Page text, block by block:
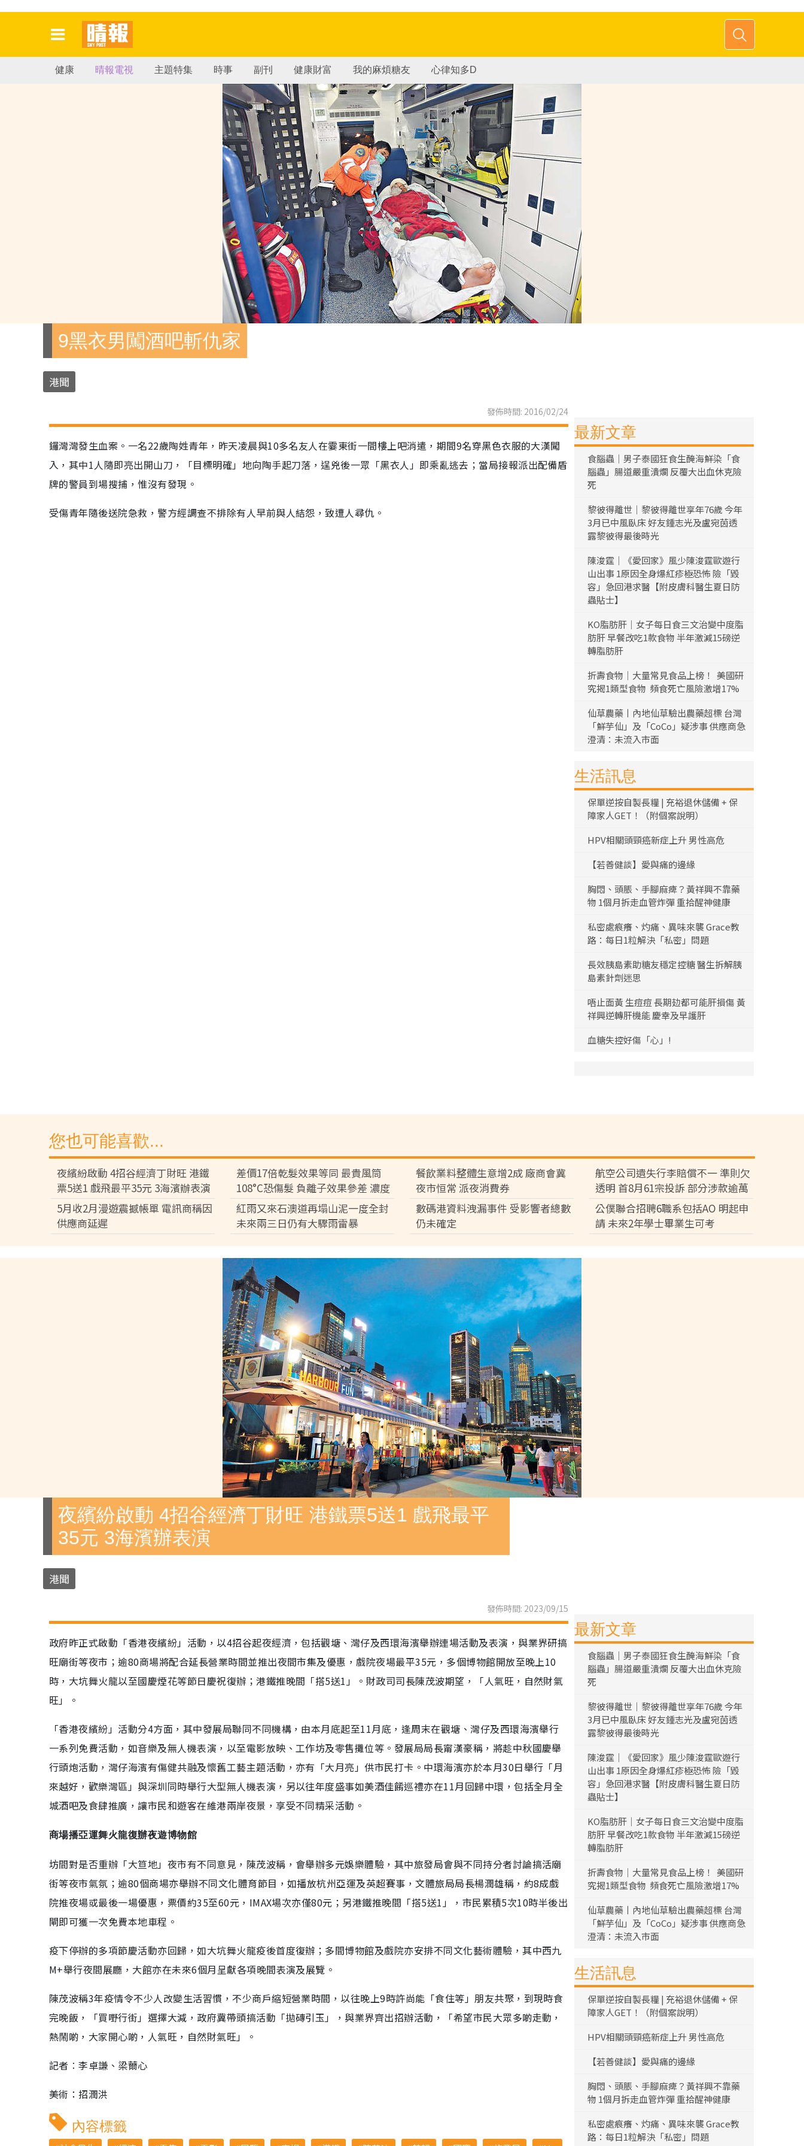
健康 晴報電視 主題特集 時事 副刊 健康財富 我的麻煩糖友 心律知多D
9黑衣男闖酒吧斬仇家
港聞
發佈時間: 2016/02/24
鑼灣灣發生血案。一名22歲陶姓青年，昨天凌晨與10多名友人在霎東街一間樓上吧消遣，期間9名穿黑色衣服的大漢闖
入，其中1人隨即亮出開山刀，「目標明確」地向陶手起刀落，逞兇後一眾「黑衣人」即乘亂逃去；當局接報派出配備盾
牌的警員到場搜捕，惟沒有發現。
受傷青年隨後送院急救，警方經調查不排除有人早前與人結怨，致遭人尋仇。
最新文章
食腦蟲｜男子泰國狂食生醃海鮮染「食
腦蟲」腸道嚴重潰爛 反覆大出血休克險
死
黎彼得離世｜黎彼得離世享年76歲 今年
3月已中風臥床 好友鍾志光及盧宛茵透
露黎彼得最後時光
陳浚霆｜《愛回家》風少陳浚霆歐遊行
山出事 1原因全身爆紅疹極恐怖 險「毀
容」急回港求醫【附皮膚科醫生夏日防
蟲貼士】
KO脂肪肝｜女子每日食三文治變中度脂
肪肝 早餐改吃1款食物 半年激減15磅逆
轉脂肪肝
折壽食物｜大量常見食品上榜！ 美國研
究揭1類型食物 頻食死亡風險激增17%
仙草農藥丨內地仙草驗出農藥超標 台灣
「鮮芋仙」及「CoCo」疑涉事 供應商急
澄清：未流入市面
生活訊息
保單逆按自製長糧 | 充裕退休儲備 + 保
障家人GET！（附個案說明）
HPV相關頭頸癌新症上升 男性高危
【若善健談】愛與痛的邊緣
胸悶、頭脹、手腳麻痺？黃祥興不靠藥
物 1個月拆走血管炸彈 重拾醒神健康
私密處痕癢、灼痛、異味來襲 Grace教
路：每日1粒解決「私密」問題
長效胰島素助糖友穩定控糖 醫生拆解胰
島素針劑迷思
唔止面黃 生痘痘 長期攰都可能肝損傷 黃
祥興逆轉肝機能 慶幸及早護肝
血糖失控好傷「心」!
您也可能喜歡...
夜繽紛啟動 4招谷經濟丁財旺 港鐵
票5送1 戲飛最平35元 3海濱辦表演
差價17倍乾髮效果等同 最貴風筒
108°C恐傷髮 負離子效果參差 濃度
差逾百倍
餐飲業料整體生意增2成 廠商會冀
夜市恒常 派夜消費券
航空公司遺失行李賠償不一 準則欠
透明 首8月61宗投訴 部分涉款逾萬
元
5月收2月漫遊震撼帳單 電訊商稱因
供應商延遲
紅雨又來石澳道再塌山泥一度全封
未來兩三日仍有大驟雨雷暴
數碼港資料洩漏事件 受影響者總數
仍未確定
公僕聯合招聘6職系包括AO 明起申
請 未來2年學士畢業生可考
夜繽紛啟動 4招谷經濟丁財旺 港鐵票5送1 戲飛最平
35元 3海濱辦表演
港聞
發佈時間: 2023/09/15
政府昨正式啟動「香港夜繽紛」活動，以4招谷起夜經濟，包括觀塘、灣仔及西環海濱舉辦連場活動及表演，與業界研搞
旺廟街等夜市；逾80商場將配合延長營業時間並推出夜間市集及優惠，戲院夜場最平35元，多個博物館開放至晚上10
時，大坑舞火龍以至國慶煙花等節日慶祝復辦；港鐵推晚間「搭5送1」。財政司司長陳茂波期望，「人氣旺，自然財氣
旺」。
「香港夜繽紛」活動分4方面，其中發展局聯同不同機構，由本月底起至11月底，逢周末在觀塘、灣仔及西環海濱舉行
一系列免費活動，如音樂及無人機表演，以至電影放映、工作坊及零售攤位等。發展局局長甯漢豪稱，將趁中秋國慶舉
行頭炮活動，灣仔海濱有傷健共融及懷舊工藝主題活動，亦有「大月亮」供市民打卡。中環海濱亦於本月30日舉行「月
來越好，歡樂灣區」與深圳同時舉行大型無人機表演，另以往年度盛事如美酒佳餚巡禮亦在11月回歸中環，包括全月全
城酒吧及食肆推廣，讓市民和遊客在維港兩岸夜景，享受不同精采活動。
商場播亞運舞火龍復辦夜遊博物館
坊間對是否重辦「大笪地」夜市有不同意見，陳茂波稱，會舉辦多元娛樂體驗，其中旅發局會與不同持分者討論搞活廟
街等夜市氣氛；逾80個商場亦舉辦不同文化體育節目，如播放杭州亞運及英超賽事，文體旅局局長楊潤雄稱，約8成戲
院推夜場或最後一場優惠，票價約35至60元，IMAX場次亦僅80元；另港鐵推晚間「搭5送1」，市民累積5次10時半後出
閘即可獲一次免費本地車程。
疫下停辦的多項節慶活動亦回歸，如大坑舞火龍疫後首度復辦；多間博物館及戲院亦安排不同文化藝術體驗，其中西九
M+舉行夜間展廳，大館亦在未來6個月呈獻各項晚間表演及展覽。
陳茂波稱3年疫情令不少人改變生活習慣，不少商戶縮短營業時間，以往晚上9時許尚能「食住等」朋友共聚，到現時食
完晚飯，「買嘢行街」選擇大減，政府冀帶頭搞活動「拋磚引玉」，與業界齊出招辦活動，「希望市民大眾多啲走動，
熱鬧啲，大家開心啲，人氣旺，自然財氣旺」。
記者︰李卓謙、梁薾心
美術：招潤洪
內容標籤
最新文章
食腦蟲｜男子泰國狂食生醃海鮮染「食
腦蟲」腸道嚴重潰爛 反覆大出血休克險
死
黎彼得離世｜黎彼得離世享年76歲 今年
3月已中風臥床 好友鍾志光及盧宛茵透
露黎彼得最後時光
陳浚霆｜《愛回家》風少陳浚霆歐遊行
山出事 1原因全身爆紅疹極恐怖 險「毀
容」急回港求醫【附皮膚科醫生夏日防
蟲貼士】
KO脂肪肝｜女子每日食三文治變中度脂
肪肝 早餐改吃1款食物 半年激減15磅逆
轉脂肪肝
折壽食物｜大量常見食品上榜！ 美國研
究揭1類型食物 頻食死亡風險激增17%
仙草農藥丨內地仙草驗出農藥超標 台灣
「鮮芋仙」及「CoCo」疑涉事 供應商急
澄清：未流入市面
生活訊息
保單逆按自製長糧 | 充裕退休儲備 + 保
障家人GET！（附個案說明）
HPV相關頭頸癌新症上升 男性高危
【若善健談】愛與痛的邊緣
胸悶、頭脹、手腳麻痺？黃祥興不靠藥
物 1個月拆走血管炸彈 重拾醒神健康
私密處痕癢、灼痛、異味來襲 Grace教
路：每日1粒解決「私密」問題